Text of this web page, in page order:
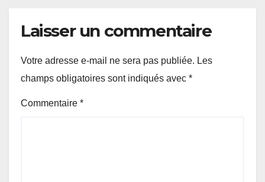
Laisser un commentaire
Votre adresse e-mail ne sera pas publiée. Les
champs obligatoires sont indiqués avec *
Commentaire *